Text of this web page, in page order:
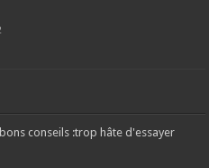
conseils :trop hâte d'essayer